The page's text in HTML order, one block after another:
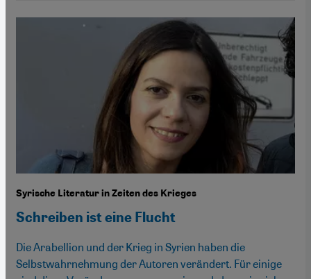
Syrische Literatur in Zeiten des Krieges
Schreiben ist eine Flucht
Die Arabellion und der Krieg in Syrien haben die
Selbstwahrnehmung der Autoren verändert. Für einige